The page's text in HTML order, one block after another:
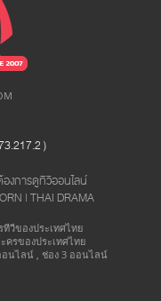
​)
งการดูทีวีออนไลน์
| THAI DRAMA
ทีวีของประเทศไทย
ครของประเทศไทย
ออนไลน์ , ช่อง 3 ออนไลน์